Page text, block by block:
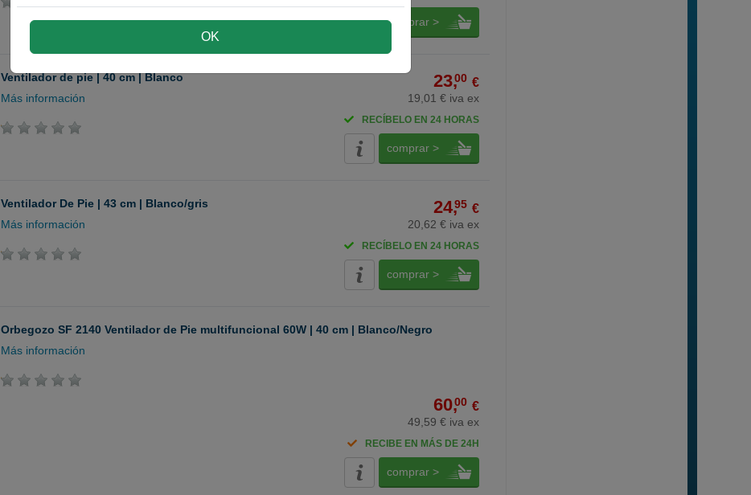
comprar >
Ventilador de pie | 40 cm | Blanco
Más información
23,00 €
19,01 € iva ex
RECÍBELO EN 24 HORAS
comprar >
Ventilador De Pie | 43 cm | Blanco/gris
Más información
24,95 €
20,62 € iva ex
RECÍBELO EN 24 HORAS
comprar >
Orbegozo SF 2140 Ventilador de Pie multifuncional 60W | 40 cm | Blanco/Negro
Más información
60,00 €
49,59 € iva ex
RECIBE EN MÁS DE 24H
comprar >
OK